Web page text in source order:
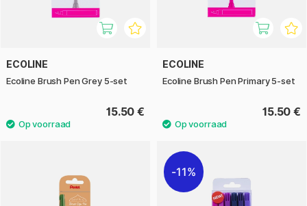
ECOLINE
Ecoline Brush Pen Grey 5-set
15.50 €
ECOLINE
Ecoline Brush Pen Primary 5-set
15.50 €
11%